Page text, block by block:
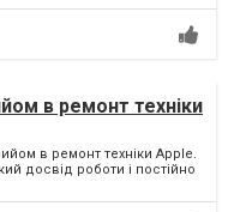
в ремонт техніки
в ремонт техніки Apple.
досвід роботи і постійно